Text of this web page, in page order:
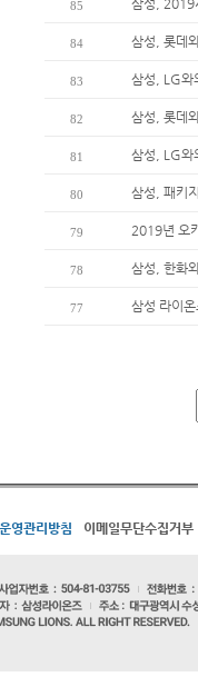
85 삼성, 2019
84 삼성, 롯데
83 삼성, LG와
82 삼성, 롯데
81 삼성, LG와
80 삼성, 패키
79 2019년 오
78 삼성, 한화
77 삼성 라이
영관리방침 이메일무단수집거부